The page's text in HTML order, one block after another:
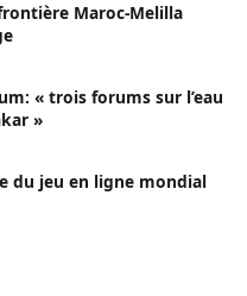
Maroc-Melilla
« trois forums sur l’eau
»
du jeu en ligne mondial